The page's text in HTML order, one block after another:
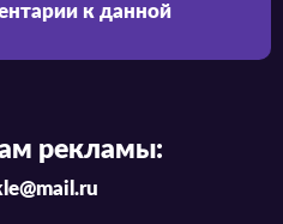
к данной
рекламы: